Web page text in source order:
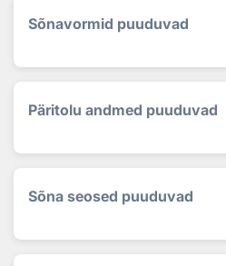
Sõnavormid puuduvad
Päritolu andmed puuduvad
Sõna seosed puuduvad